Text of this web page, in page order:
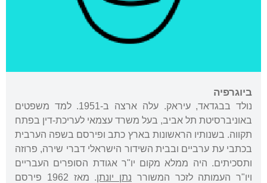
ביוגרפיה
נולד בבגדאד, עיראק. עלה ארצה ב-1951. למד משפטים
באוניברסיטת תל אביב, בעל משרד עצמאי לעריכת-דין בפתח
תקווה. בשנותיו הראשונות בארץ כתב ופירסם בשפה הערבית
בכתבי עת ערביים ובבית השידור הישראלי דברי שירה, פרוזה
ותסכיתים. היה ממלא מקום יו"ר אגודת הסופרים העבריים
ויו"ר העמותה לזכר המשורר נתן יונתן
. מאז 1962 פירסם